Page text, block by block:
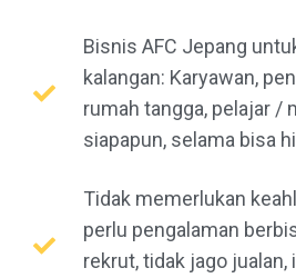
Bisnis AFC Jepang
kalangan: Karyawan,
rumah tangga, pelajar /
siapapun, selama bisa
Tidak memerlukan
perlu pengalaman
rekrut, tidak jago